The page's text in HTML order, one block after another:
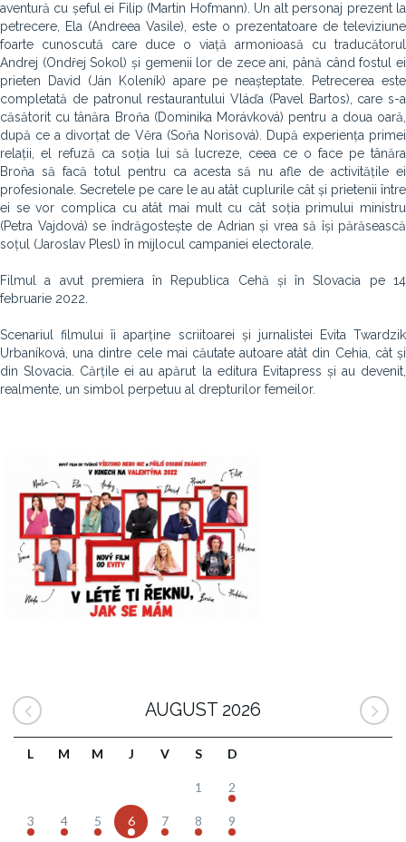
aventură cu șeful ei Filip (Martin Hofmann). Un alt personaj prezent la
petrecere, Ela (Andreea Vasile), este o prezentatoare de televiziune
foarte cunoscută care duce o viață armonioasă cu traducătorul
Andrej (Ondřej Sokol) și gemenii lor de zece ani, până când fostul ei
prieten David (Ján Koleník) apare pe neașteptate. Petrecerea este
completată de patronul restaurantului Vláďa (Pavel Bartos), care s-a
căsătorit cu tânăra Broňa (Dominika Morávková) pentru a doua oară,
după ce a divorțat de Věra (Soňa Norisová). După experiența primei
relații, el refuză ca soția lui să lucreze, ceea ce o face pe tânăra
Broňa să facă totul pentru ca acesta să nu afle de activitățile ei
profesionale. Secretele pe care le au atât cuplurile cât și prietenii între
ei se vor complica cu atât mai mult cu cât soția primului ministru
(Petra Vajdová) se îndrăgostește de Adrian și vrea să își părăsească
soțul (Jaroslav Plesl) în mijlocul campaniei electorale.
Filmul a avut premiera în Republica Cehă și în Slovacia pe 14
februarie 2022.
Scenariul filmului îi aparține scriitoarei și jurnalistei Evita Twardzik
Urbaníková, una dintre cele mai căutate autoare atât din Cehia, cât și
din Slovacia. Cărțile ei au apărut la editura Evitapress și au devenit,
realmente, un simbol perpetuu al drepturilor femeilor.
AUGUST 2026
L M M J V S D
1 2
3 4 5 6 7 8 9